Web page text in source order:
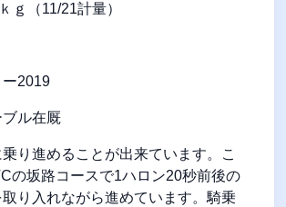
ｋｇ（11/21計量）
2019
ル在厩
り進めることが出来ています。こ
の坂路コースで1ハロン20秒前後の
り入れながら進めています。騎乗